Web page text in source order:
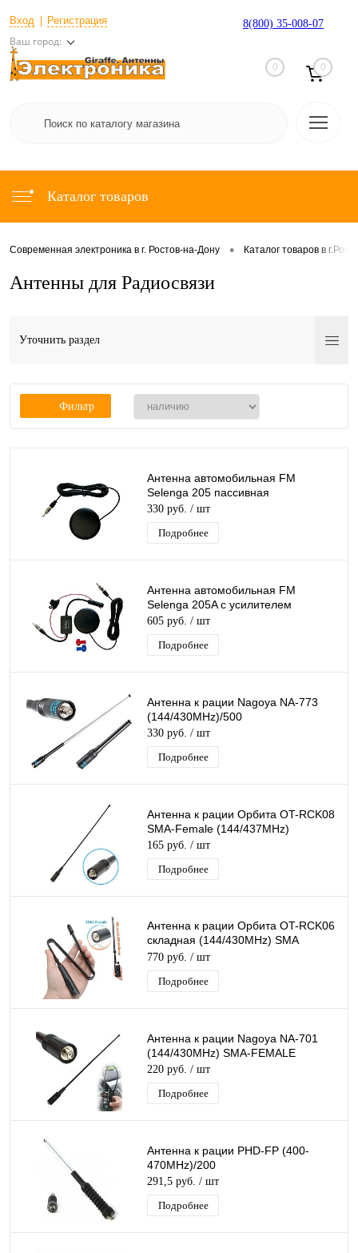
Вход Регистрация
Ваш город:
8(800) 35-008-07
0 0
Каталог товаров
Современная электроника в г. Ростов-на-Дону • Каталог товаров в
Антенны для Радиосвязи
Уточнить раздел
Фильтр
Антенна автомобильная FM
Selenga 205 пассивная
330 руб. / шт
Подробнее
Антенна автомобильная FM
Selenga 205A с усилителем
605 руб. / шт
Подробнее
Антенна к рации Nagoya NA-773
(144/430MHz)/500
330 руб. / шт
Подробнее
Антенна к рации Орбита OT-RCK08
SMA-Female (144/437MHz)
165 руб. / шт
Подробнее
Антенна к рации Орбита OT-RCK06
складная (144/430MHz) SMA
Female (мама)
770 руб. / шт
Подробнее
Антенна к рации Nagoya NA-701
(144/430MHz) SMA-FEMALE
220 руб. / шт
Подробнее
Антенна к рации PHD-FP (400-
470MHz)/200
291,5 руб. / шт
Подробнее